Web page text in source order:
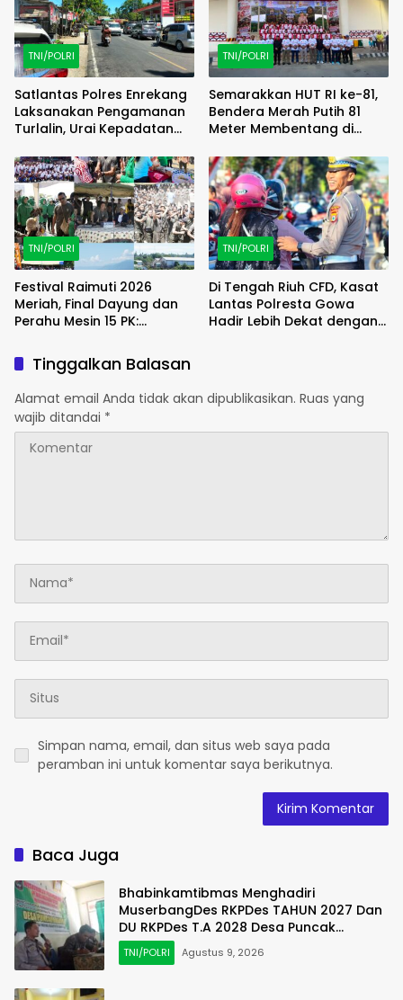
TNI/POLRI
Satlantas Polres Enrekang
Laksanakan Pengamanan
Turlalin, Urai Kepadatan
Enrekang
TNI/POLRI
Semarakkan HUT RI ke-81,
Bendera Merah Putih 81
Meter Membentang di
TNI/POLRI
Festival Raimuti 2026
Meriah, Final Dayung dan
Perahu Mesin 15 PK:
Kebersamaan
TNI/POLRI
Di Tengah Riuh CFD, Kasat
Lantas Polresta Gowa
Hadir Lebih Dekat dengan
Tinggalkan Balasan
Alamat email Anda tidak akan dipublikasikan. Ruas yang
wajib ditandai *
Simpan nama, email, dan situs web saya pada
peramban ini untuk komentar saya berikutnya.
Baca Juga
Bhabinkamtibmas Menghadiri
MuserbangDes RKPDes TAHUN 2027 Dan
DU RKPDes T.A 2028 Desa Puncak
Harapan
TNI/POLRI Agustus 9, 2026